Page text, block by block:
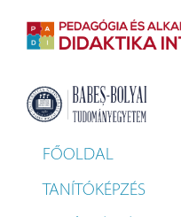
FŐOLDAL
TANÍTÓKÉPZÉS